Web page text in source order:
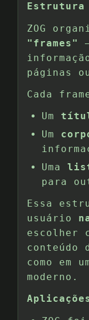
Estrutura
ZOG
"frames"
páginas
Cada
Um
Um
Uma
para
Essa
usuário
escolher
conteúdo
como em
moderno.